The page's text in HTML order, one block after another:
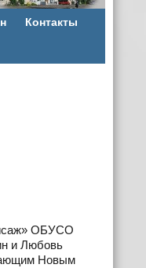
Контакты
ОБУСО
и Любовь
Новым